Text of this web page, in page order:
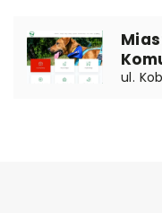
ul.